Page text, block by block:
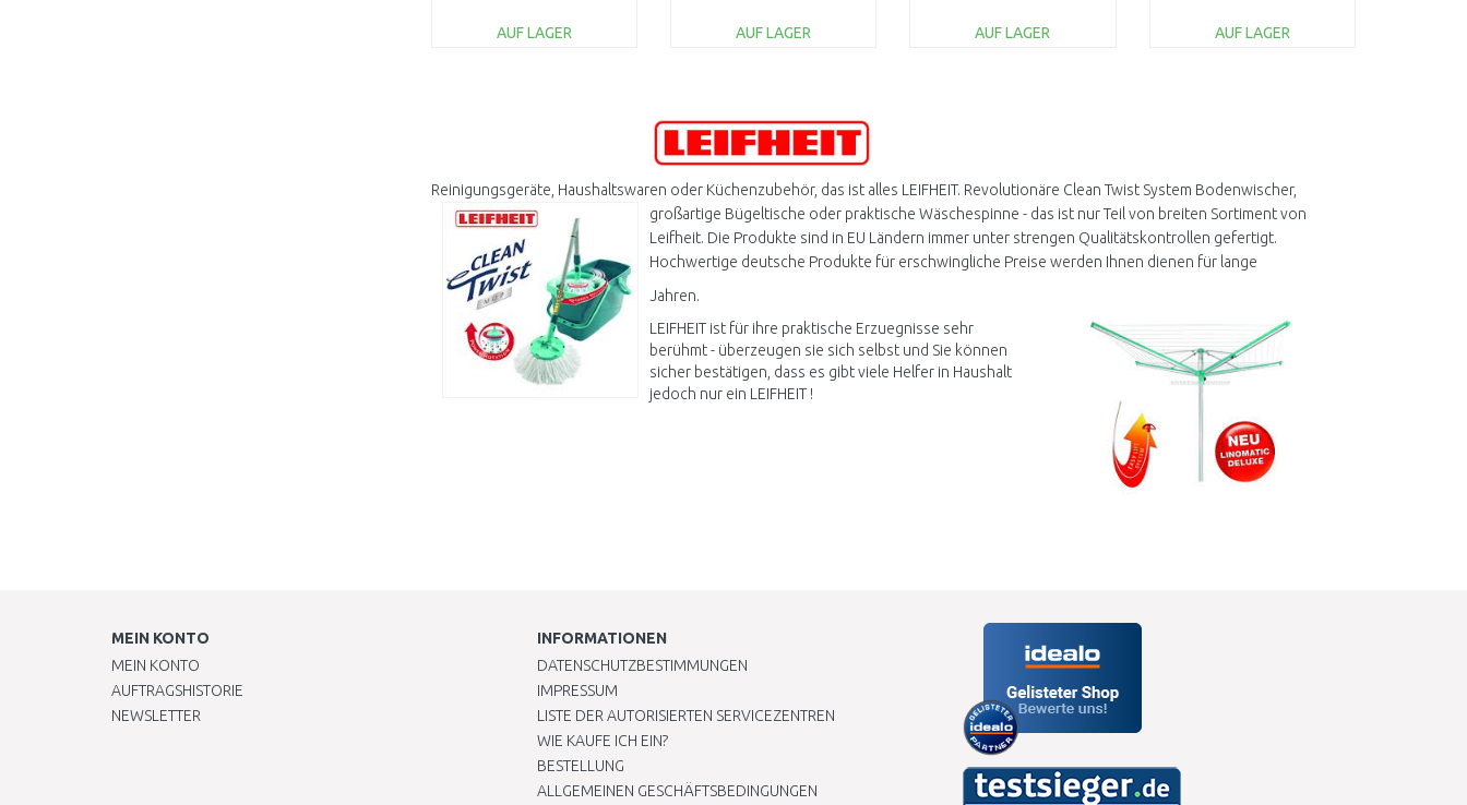
AUF LAGER
AUF LAGER
Vergleichen
AUF LAGER
AUF LAGER
Reinigungsgeräte, Haushaltswaren oder Küchenzubehör, das ist alles LEIFHEIT. Revolutionäre Clean Twist System Bodenwischer,
großartige Bügeltische oder praktische Wäschespinne - das ist nur Teil von breiten Sortiment von
Leifheit. Die Produkte sind in EU Ländern immer unter strengen Qualitätskontrollen gefertigt.
Hochwertige deutsche Produkte für erschwingliche Preise werden Ihnen dienen für lange
Jahren.
LEIFHEIT ist für ihre praktische Erzuegnisse sehr
berühmt - überzeugen sie sich selbst und Sie können
sicher bestätigen, dass es gibt viele Helfer in Haushalt
jedoch nur ein LEIFHEIT !
MEIN KONTO
MEIN KONTO
AUFTRAGSHISTORIE
NEWSLETTER
INFORMATIONEN
DATENSCHUTZBESTIMMUNGEN
IMPRESSUM
LISTE DER AUTORISIERTEN SERVICEZENTREN
WIE KAUFE ICH EIN?
BESTELLUNG
ALLGEMEINEN GESCHÄFTSBEDINGUNGEN